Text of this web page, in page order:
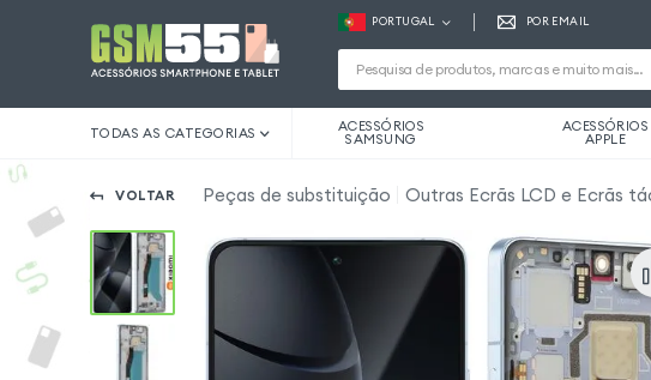
PORTUGAL POR EMAIL
TODAS AS CATEGORIAS ACESSÓRIOS
SAMSUNG
ACESSÓRIOS
APPLE
VOLTAR Peças de substituição Outras Ecrãs LCD e Ecrãs